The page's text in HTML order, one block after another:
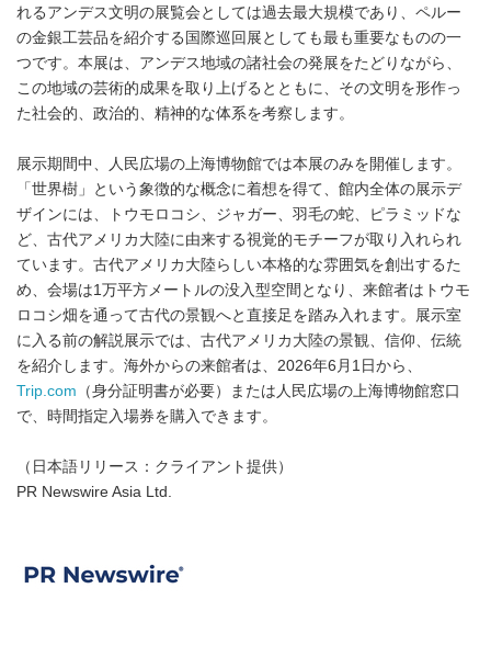
れるアンデス文明の展覧会としては過去最大規模であり、ペルー
の金銀工芸品を紹介する国際巡回展としても最も重要なものの一
つです。本展は、アンデス地域の諸社会の発展をたどりながら、
この地域の芸術的成果を取り上げるとともに、その文明を形作っ
た社会的、政治的、精神的な体系を考察します。
展示期間中、人民広場の上海博物館では本展のみを開催します。
「世界樹」という象徴的な概念に着想を得て、館内全体の展示デ
ザインには、トウモロコシ、ジャガー、羽毛の蛇、ピラミッドな
ど、古代アメリカ大陸に由来する視覚的モチーフが取り入れられ
ています。古代アメリカ大陸らしい本格的な雰囲気を創出するた
め、会場は1万平方メートルの没入型空間となり、来館者はトウモ
ロコシ畑を通って古代の景観へと直接足を踏み入れます。展示室
に入る前の解説展示では、古代アメリカ大陸の景観、信仰、伝統
を紹介します。海外からの来館者は、2026年6月1日から、
Trip.com （身分証明書が必要）または人民広場の上海博物館窓口
で、時間指定入場券を購入できます。
（日本語リリース：クライアント提供）
PR Newswire Asia Ltd.